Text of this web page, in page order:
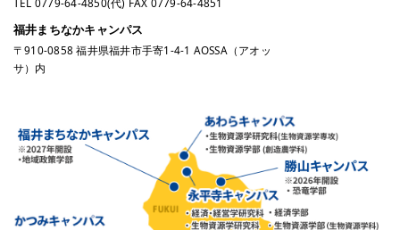
福井まちなかキャンパス
〒910-0858 福井県福井市手寄1-4-1 AOSSA（アオッ
サ）内